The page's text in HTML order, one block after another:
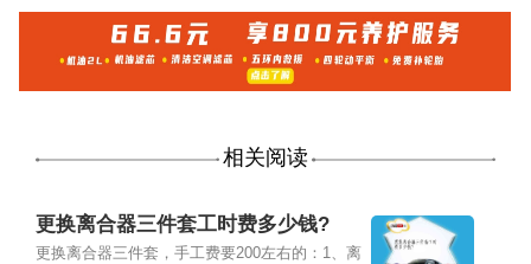
相关阅读
更换离合器三件套工时费多少钱?
更换离合器三件套，手工费要200左右的：1、离